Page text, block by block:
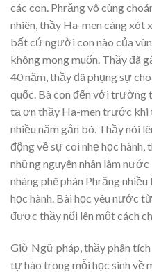
các con. Phrăng vô cùng
nhiên, thầy Ha-men càng xót
bất cứ người con nào của
không mong muốn. Thầy đã
40 năm, thầy đã phụng sự
quốc. Bà con đến với trường
tạ ơn thầy Ha-men trước
nhiều năm gắn bó. Thầy nói
động về sự coi nhẹ học
những nguyên nhân làm
nhàng phê phán Phrăng
học hành. Bài học yêu nước
được thầy nối lên một cách
Giờ Ngữ pháp, thầy phân
tự hào trong mỗi học sinh về